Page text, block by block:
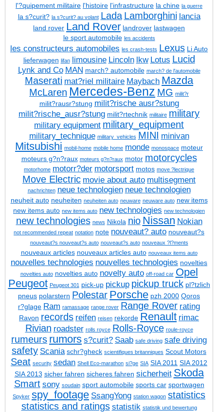
l'?quipement militaire l'histoire l'infrastructure la chine la guerre
la s?curit? la s?curit? au volant Lada Lamborghini lancia
land rover Land Rover landrover lastwagen
le sport automobile les accidents
les constructeurs automobiles les crash-tests Lexus Li Auto
lieferwagen lifan limousine Lincoln lkw Lotus Lucid
Lynk and Co MAN march? automobile march? de l'automobile
Maserati mat?riel militaire Maybach Mazda
McLaren Mercedes-Benz MG milit?r
milit?rausr?stung milit?rische ausr?stung
milit?rische_ausr?stung milit?rtechnik militaire military
military equipment military_equipment
military_technique military_vehicles MINI minivan
Mitsubishi mobil-home mobile home monde monospace moteur
moteurs g?n?raux moteurs g?n?raux motor motorcycles
motorhome motorr?der motorsport motos move ?lectrique
Move Electric movie about auto multisegment
nachrichten neue technologien neue technologien
neuheit auto neuheiten neuheiten auto neuware neuware auto new items
new items auto new items auto new technologies new technologien
new technologies news Nikola nio Nissan Nokian
not recommended repeat notation note nouveaut? auto nouveaut?s
nouveaut?s nouveaut?s auto nouveaut?s auto nouveaux ?l?ments
nouveaux articles nouveaux articles auto nouveaux items auto
nouvelles technologies nouvelles technologies novelties
novelties auto novelties auto novelty auto off-road car Opel
Peugeot Peugeot 301 pick-up pickup pickup truck pl?tzlich
pneus polarstern Polestar Porsche pzh 2000 Qoros
r?glage Ram ramassage range rover Range Rover rating
Ravon records reifen reisen rekorde Renault rimac
Rivian roadster rolls royce Rolls-Royce roule-royce
rumeurs rumors s?curit? Saab safe driving safe driving
safety Scania schr?gheck scientifiques britanniques Scout Motors
Seat security sedan Shell Eco-marathon si?ge SIA SIA 2011 SIA 2012
SIA 2013 sicher fahren sicheres fahren sicherheit Skoda
Smart sony soudain sport automobile sports car sportwagen
Spyker spy_footage SsangYong station wagon statistics
statistics and ratings statistik statistik und bewertung